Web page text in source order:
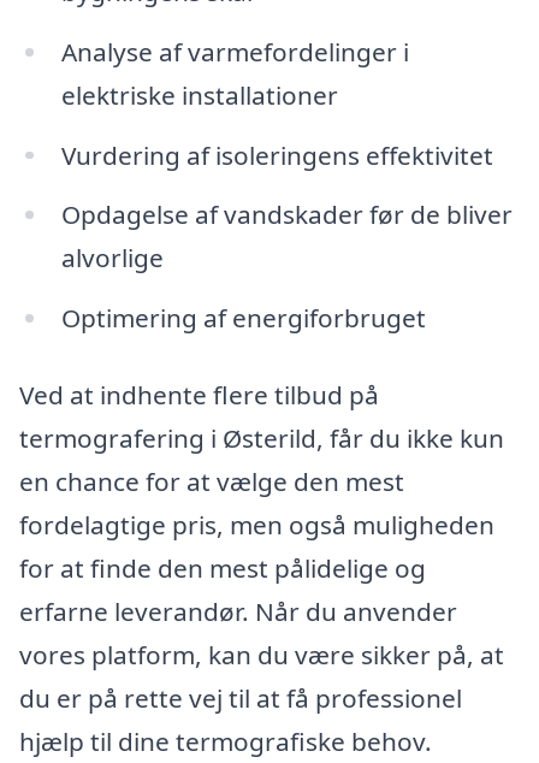
Analyse af varmefordelinger i
elektriske installationer
Vurdering af isoleringens effektivitet
Opdagelse af vandskader før de bliver
alvorlige
Optimering af energiforbruget
Ved at indhente flere tilbud på
termografering i Østerild, får du ikke kun
en chance for at vælge den mest
fordelagtige pris, men også muligheden
for at finde den mest pålidelige og
erfarne leverandør. Når du anvender
vores platform, kan du være sikker på, at
du er på rette vej til at få professionel
hjælp til dine termografiske behov.